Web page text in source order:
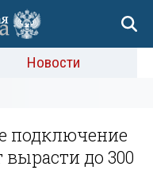
Новости
подключение
до 300